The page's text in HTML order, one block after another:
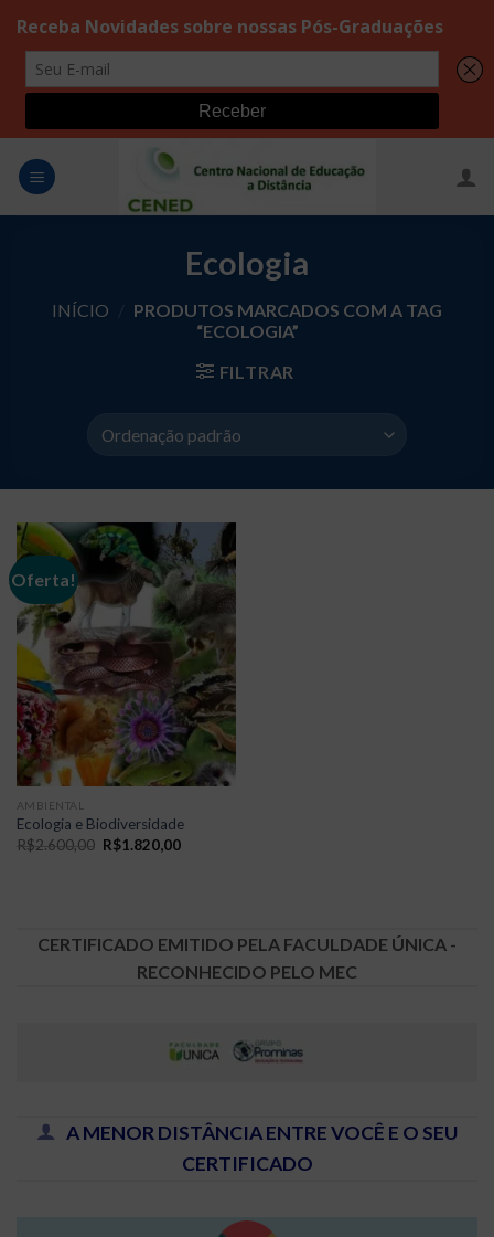
Ecologia
INÍCIO / PRODUTOS MARCADOS COM A TAG
“ECOLOGIA”
FILTRAR
Oferta!
AMBIENTAL
Ecologia e Biodiversidade
R$2.600,00 O
preço
R$1.820,00O
CERTIFICADO EMITIDO PELA FACULDADE ÚNICA -
RECONHECIDO PELO MEC
A MENOR DISTÂNCIA ENTRE VOCÊ E O SEU
CERTIFICADO